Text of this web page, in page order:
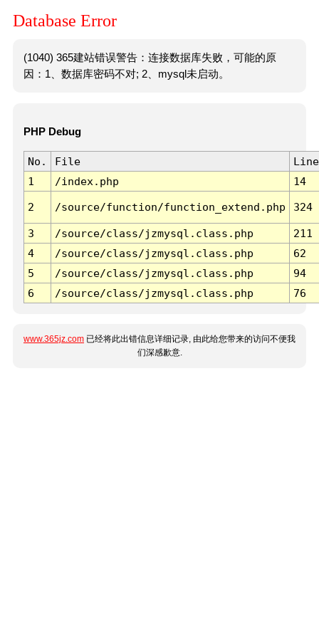
Database Error
(1040) 365建站错误警告：连接数据库失败，可能的原
因：1、数据库密码不对; 2、mysql未启动。
PHP Debug
No. File
Line
1
/index.php 14
2 /source/function/function_extend.php 324
3 /source/class/jzmysql.class.php
211
4
/source/class/jzmysql.class.php
62
5
/source/class/jzmysql.class.php
94
6
/source/class/jzmysql.class.php 76
www.365jz.com 已经将此出错信息详细记录, 由此给您带来的访问不便我
们深感歉意.